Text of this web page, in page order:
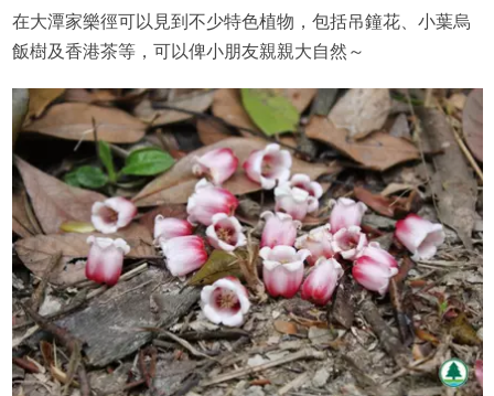
在大潭家樂徑可以見到不少特色植物，包括吊鐘花、小葉烏
飯樹及香港茶等，可以俾小朋友親親大自然～